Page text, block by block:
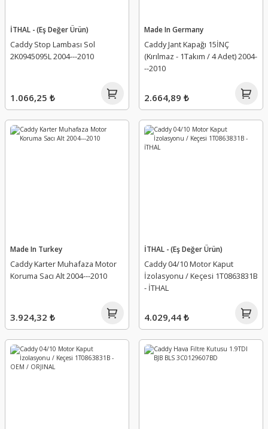
İTHAL - (Eş Değer Ürün)
Caddy Stop Lambası Sol
2K0945095L 2004---2010
1.066,25 ₺
Made In Germany
Caddy Jant Kapağı 15İNÇ
(Kırılmaz - 1Takım / 4 Adet) 2004-
--2010
2.664,89 ₺
Made In Turkey
Caddy Karter Muhafaza Motor
Koruma Sacı Alt 2004---2010
3.924,32 ₺
İTHAL - (Eş Değer Ürün)
Caddy 04/10 Motor Kaput
İzolasyonu / Keçesi 1T0863831B
- İTHAL
4.029,44 ₺